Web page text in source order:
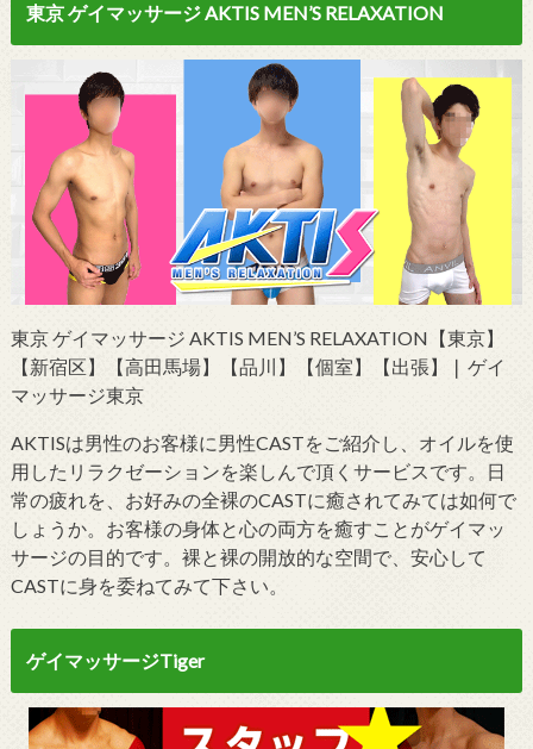
東京 ゲイマッサージ AKTIS MEN’S RELAXATION
東京 ゲイマッサージ AKTIS MEN’S RELAXATION【東京】
【新宿区】【高田馬場】【品川】【個室】【出張】❘ ゲイ
マッサージ東京
AKTISは男性のお客様に男性CASTをご紹介し、オイルを使
用したリラクゼーションを楽しんで頂くサービスです。日
常の疲れを、お好みの全裸のCASTに癒されてみては如何で
しょうか。お客様の身体と心の両方を癒すことがゲイマッ
サージの目的です。裸と裸の開放的な空間で、安心して
CASTに身を委ねてみて下さい。
ゲイマッサージTiger